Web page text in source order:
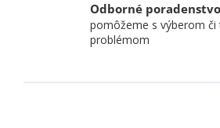
Odborné poradenstvo
pomôžeme s výberom či
problémom